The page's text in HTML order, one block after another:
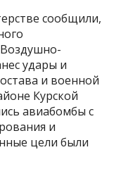
сообщили,
удары и
и военной
Курской
авиабомбы с
и
цели были